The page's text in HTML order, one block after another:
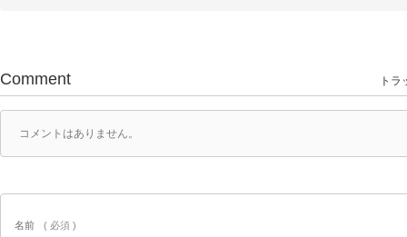
Comment トラ
コメントはありません。
名前 ( 必須 )